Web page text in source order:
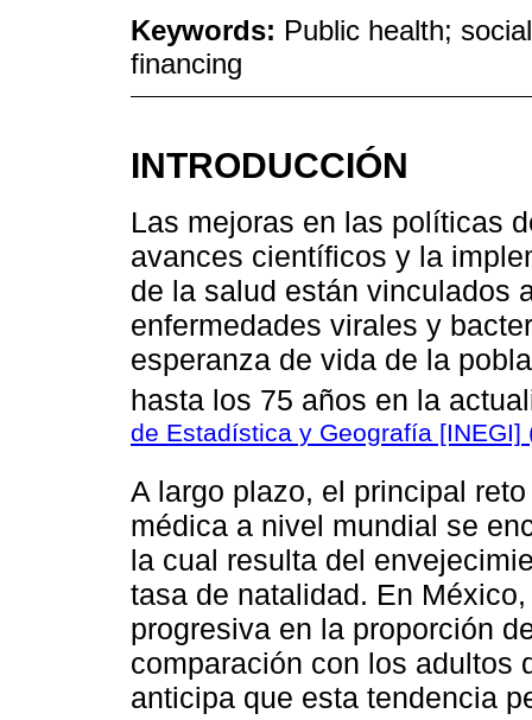
Keywords: Public health;
financing
INTRODUCCIÓN
Las mejoras en las políticas
avances científicos y la
de la salud están vinculados
enfermedades virales y
esperanza de vida de la
hasta los 75 años en la
de Estadística y Geografía [INEGI]
A largo plazo, el principal
médica a nivel mundial se
la cual resulta del
tasa de natalidad. En
progresiva en la proporción
comparación con los adultos
anticipa que esta tendencia